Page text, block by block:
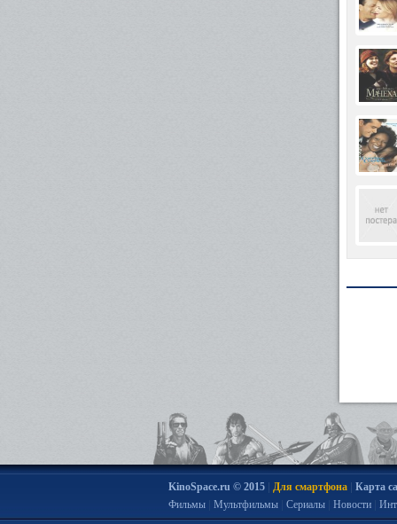
KinoSpace.ru © 2015| Для смартфона| Карта
Фильмы| Мультфильмы| Сериалы| Новости|